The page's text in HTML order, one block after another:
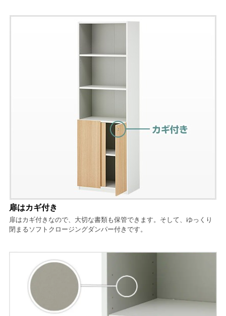
扉はカギ付き
扉はカギ付きなので、大切な書類も保管できます。そして、ゆっくり
閉まるソフトクロージングダンパー付きです。